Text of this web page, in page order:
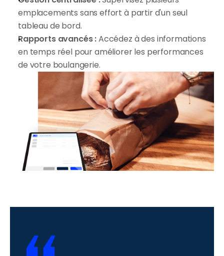
emplacements sans effort à partir d'un seul
tableau de bord.
Rapports avancés : Accédez à des informations
en temps réel pour améliorer les performances
de votre boulangerie.